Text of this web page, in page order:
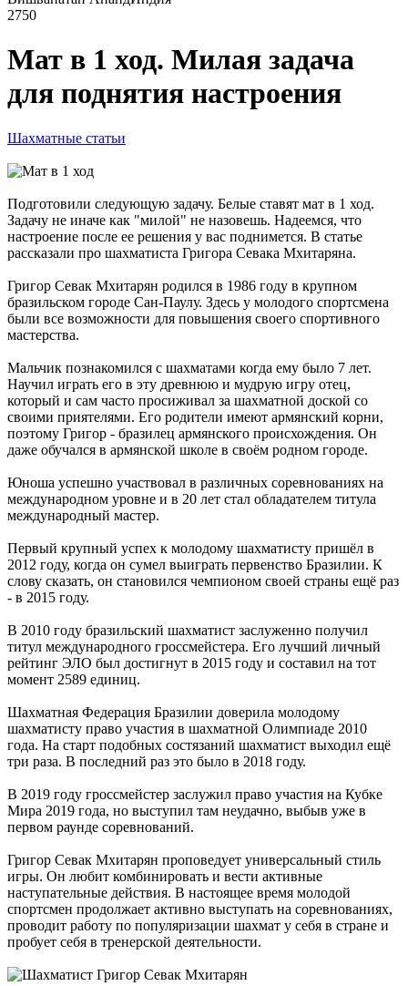
2750
Мат в 1 ход. Милая задача
для поднятия настроения
Шахматные статьи
Подготовили следующую задачу. Белые ставят мат в 1 ход.
Задачу не иначе как "милой" не назовешь. Надеемся, что
настроение после ее решения у вас поднимется. В статье
рассказали про шахматиста Григора Севака Мхитаряна.
Григор Севак Мхитарян родился в 1986 году в крупном
бразильском городе Сан-Паулу. Здесь у молодого спортсмена
были все возможности для повышения своего спортивного
мастерства.
Мальчик познакомился с шахматами когда ему было 7 лет.
Научил играть его в эту древнюю и мудрую игру отец,
который и сам часто просиживал за шахматной доской со
своими приятелями. Его родители имеют армянский корни,
поэтому Григор - бразилец армянского происхождения. Он
даже обучался в армянской школе в своём родном городе.
Юноша успешно участвовал в различных соревнованиях на
международном уровне и в 20 лет стал обладателем титула
международный мастер.
Первый крупный успех к молодому шахматисту пришёл в
2012 году, когда он сумел выиграть первенство Бразилии. К
слову сказать, он становился чемпионом своей страны ещё раз
- в 2015 году.
В 2010 году бразильский шахматист заслуженно получил
титул международного гроссмейстера. Его лучший личный
рейтинг ЭЛО был достигнут в 2015 году и составил на тот
момент 2589 единиц.
Шахматная Федерация Бразилии доверила молодому
шахматисту право участия в шахматной Олимпиаде 2010
года. На старт подобных состязаний шахматист выходил ещё
три раза. В последний раз это было в 2018 году.
В 2019 году гроссмейстер заслужил право участия на Кубке
Мира 2019 года, но выступил там неудачно, выбыв уже в
первом раунде соревнований.
Григор Севак Мхитарян проповедует универсальный стиль
игры. Он любит комбинировать и вести активные
наступательные действия. В настоящее время молодой
спортсмен продолжает активно выступать на соревнованиях,
проводит работу по популяризации шахмат у себя в стране и
пробует себя в тренерской деятельности.